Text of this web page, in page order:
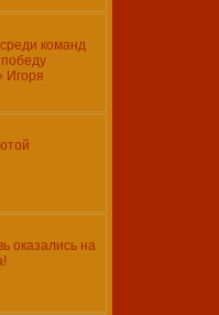
команд
Игоря
оказались на